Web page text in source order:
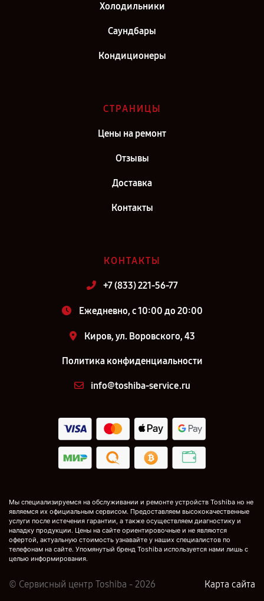
Холодильники
Саундбары
Кондиционеры
СТРАНИЦЫ
Цены на ремонт
Отзывы
Доставка
Контакты
КОНТАКТЫ
+7 (833) 221-56-77
Ежедневно, с 10:00 до 20:00
Киров, ул. Воровского, 43
Политика конфиденциальности
info@toshiba-service.ru
Мы специализируемся на обслуживании и ремонте устройств Toshiba но не
являемся их официальным сервисом. Предоставляем высококачественные
услуги после истечения гарантии, а также осуществляем диагностику и
наладку продукции. Цены на сайте ориентировочные и не являются
офертой, актуальную стоимость узнавайте у наших специалистов по
телефонам на сайте. Упомянутый бренд Toshiba используется нами лишь с
целью информирования.
© Сервисный центр Toshiba - 2026 Карта сайта